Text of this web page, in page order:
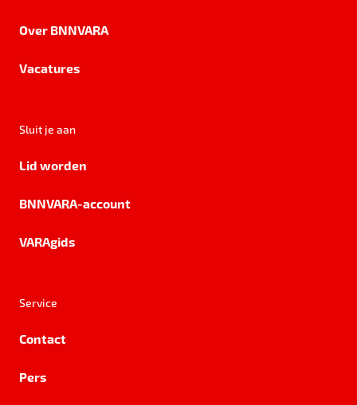
Over BNNVARA
Vacatures
Sluit je aan
Lid worden
BNNVARA-account
VARAgids
Service
Contact
Pers